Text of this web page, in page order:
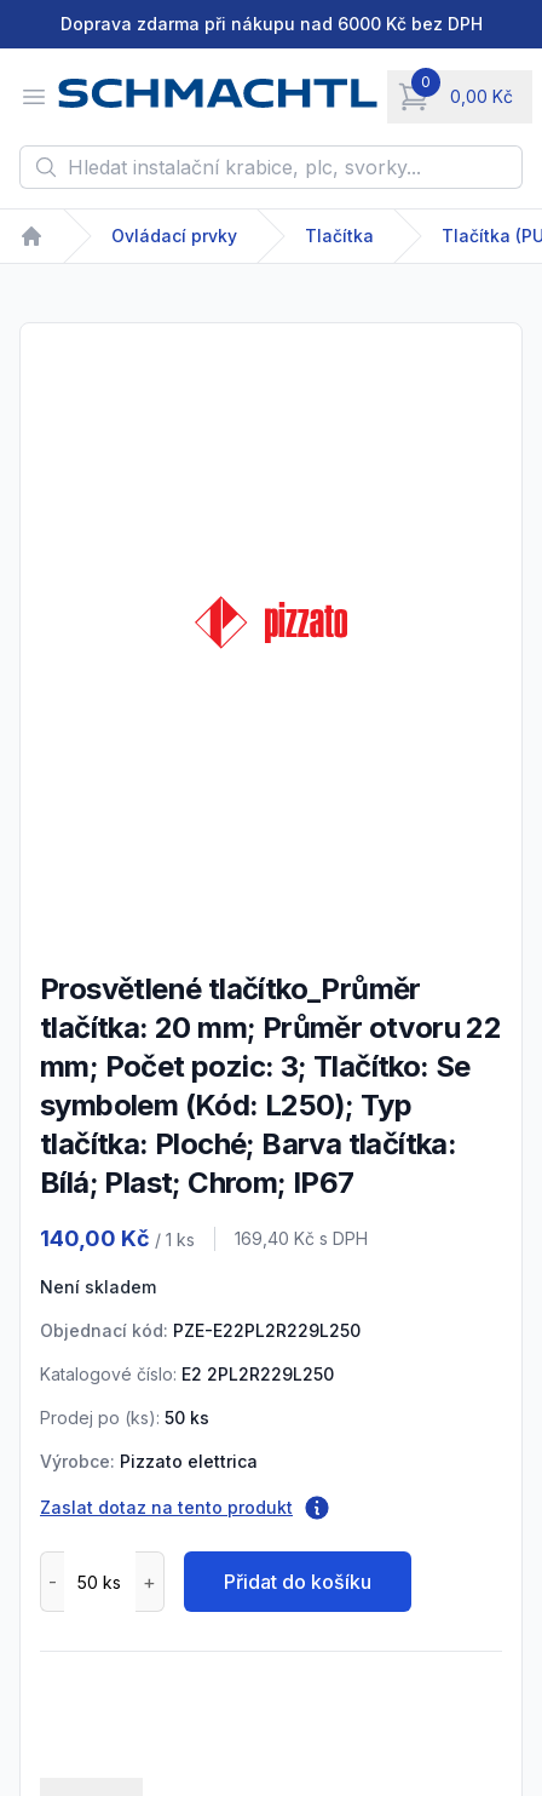
Doprava zdarma při nákupu nad 6000 Kč bez DPH
Open menu
0
0,00 Kč
items in cart,
Hledat instalační krabice, plc, svorky...
Home
Ovládací prvky Tlačítka
Prosvětlené tlačítko_Průměr
tlačítka: 20 mm; Průměr otvoru 22
mm; Počet pozic: 3; Tlačítko: Se
symbolem (Kód: L250); Typ
tlačítka: Ploché; Barva tlačítka:
Bílá; Plast; Chrom; IP67
140,00 Kč / 1 ks Cena s DPH
169,40 Kč s DPH
Není skladem
Objednací kód: PZE-E22PL2R229L250
Katalogové číslo: E2 2PL2R229L250
Prodej po (ks): 50 ks
Výrobce: Pizzato elettrica
Zaslat dotaz na tento produkt
Přidat do košíku